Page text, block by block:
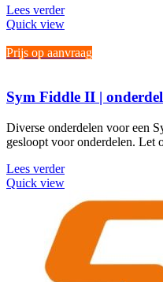
Lees verder
Quick view
Prijs op aanvraag
Sym Fiddle II |
Diverse onderdelen voor een
gesloopt voor onderdelen. Let
Lees verder
Quick view